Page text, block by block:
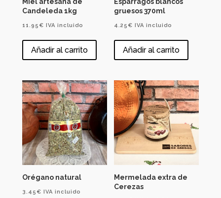
Miel artesana de
Candeleda 1kg
11.95 € IVA incluido
Añadir al carrito
Espárragos blancos
gruesos 370ml
4.25 € IVA incluido
Añadir al carrito
Orégano natural
3.45 € IVA incluido
Mermelada extra de
Cerezas